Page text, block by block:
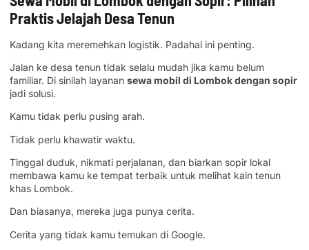
Praktis Jelajah Desa Tenun
Kadang kita meremehkan logistik. Padahal ini penting.
Jalan ke desa tenun tidak selalu mudah jika kamu belum
familiar. Di sinilah layanan sewa mobil di Lombok dengan sopir
jadi solusi.
Kamu tidak perlu pusing arah.
Tidak perlu khawatir waktu.
Tinggal duduk, nikmati perjalanan, dan biarkan sopir lokal
membawa kamu ke tempat terbaik untuk melihat kain tenun
khas Lombok.
Dan biasanya, mereka juga punya cerita.
Cerita yang tidak kamu temukan di Google.